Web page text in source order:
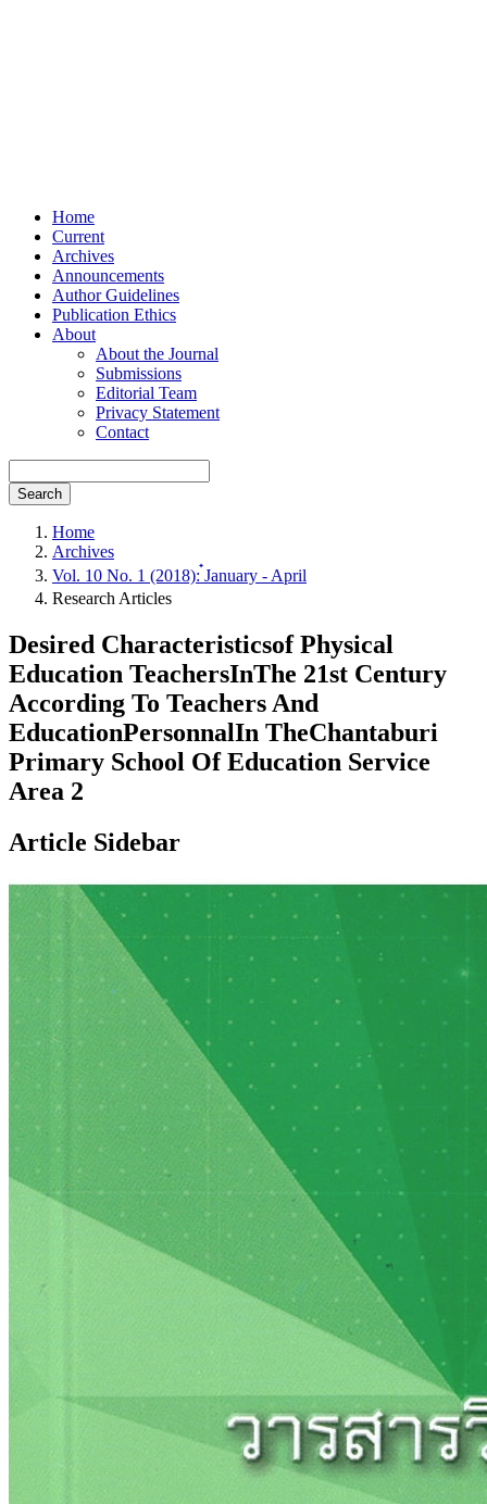
Home
Current
Archives
Announcements
Author Guidelines
Publication Ethics
About
About the Journal
Submissions
Editorial Team
Privacy Statement
Contact
Search
Home
Archives
Vol. 10 No. 1 (2018): ๋January - April
Research Articles
Desired Characteristicsof Physical
Education TeachersInThe 21st Century
According To Teachers And
EducationPersonnalIn TheChantaburi
Primary School Of Education Service
Area 2
Article Sidebar